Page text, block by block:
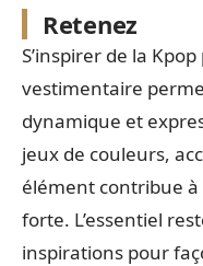
Retenez
S’inspirer de la
vestimentaire
dynamique et
jeux de couleurs,
élément contribue
forte. L’essentiel
inspirations pour